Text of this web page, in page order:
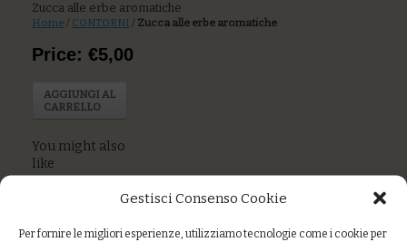
Gestisci Consenso Cookie
Per fornire le migliori esperienze, utilizziamo tecnologie come i cookie per
Zucca alle erbe aromatiche
Home / CONTORNI / Zucca alle erbe aromatiche
Price: €5,00
AGGIUNGI AL
CARRELLO
You might also
like